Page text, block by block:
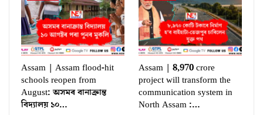
Assam | Assam flood-hit
schools reopen from
August: অসমৰ বানাক্ৰান্ত
বিদ্যালয় ১০…
Assam | 8,970 crore
project will transform the
communication system in
North Assam :…